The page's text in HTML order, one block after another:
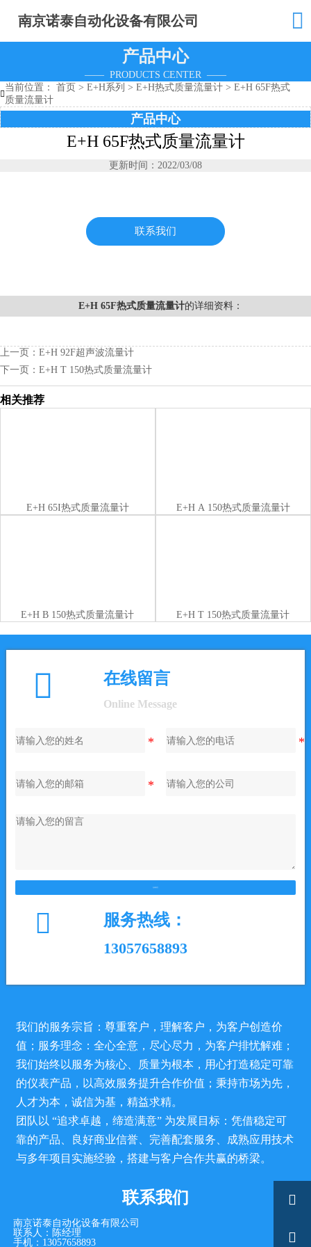
南京诺泰自动化设备有限公司 
产品中心
—— PRODUCTS CENTER ——

当前位置： 首页 > E+H系列 > E+H热式质量流量计 > E+H 65F热式
质量流量计
产品中心
E+H 65F热式质量流量计
更新时间：2022/03/08
联系我们
E+H 65F热式质量流量计的详细资料：
上一页： E+H 92F超声波流量计
下一页： E+H T 150热式质量流量计
相关推荐
E+H 65I热式质量流量计 E+H A 150热式质量流量计
E+H B 150热式质量流量计 E+H T 150热式质量流量计
 在线留言
Online Message
 服务热线：
13057658893
我们的服务宗旨：尊重客户，理解客户，为客户创造价
值；服务理念：全心全意，尽心尽力，为客户排忧解难；
我们始终以服务为核心、质量为根本，用心打造稳定可靠
的仪表产品，以高效服务提升合作价值；秉持市场为先，
人才为本，诚信为基，精益求精。
团队以 “追求卓越，缔造满意” 为发展目标：凭借稳定可
靠的产品、良好商业信誉、完善配套服务、成熟应用技术
与多年项目实施经验，搭建与客户合作共赢的桥梁。
联系我们
南京诺泰自动化设备有限公司
联系人：陈经理
手机：13057658893

